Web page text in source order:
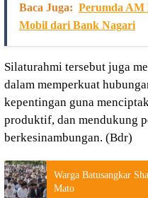
Baca Juga: Perumda AM
Mobil dari Bank Nagari
Silaturahmi tersebut juga
dalam memperkuat
kepentingan guna
produktif, dan mendukung
berkesinambungan. (Bdr)
Warga Batusangkar
Mato